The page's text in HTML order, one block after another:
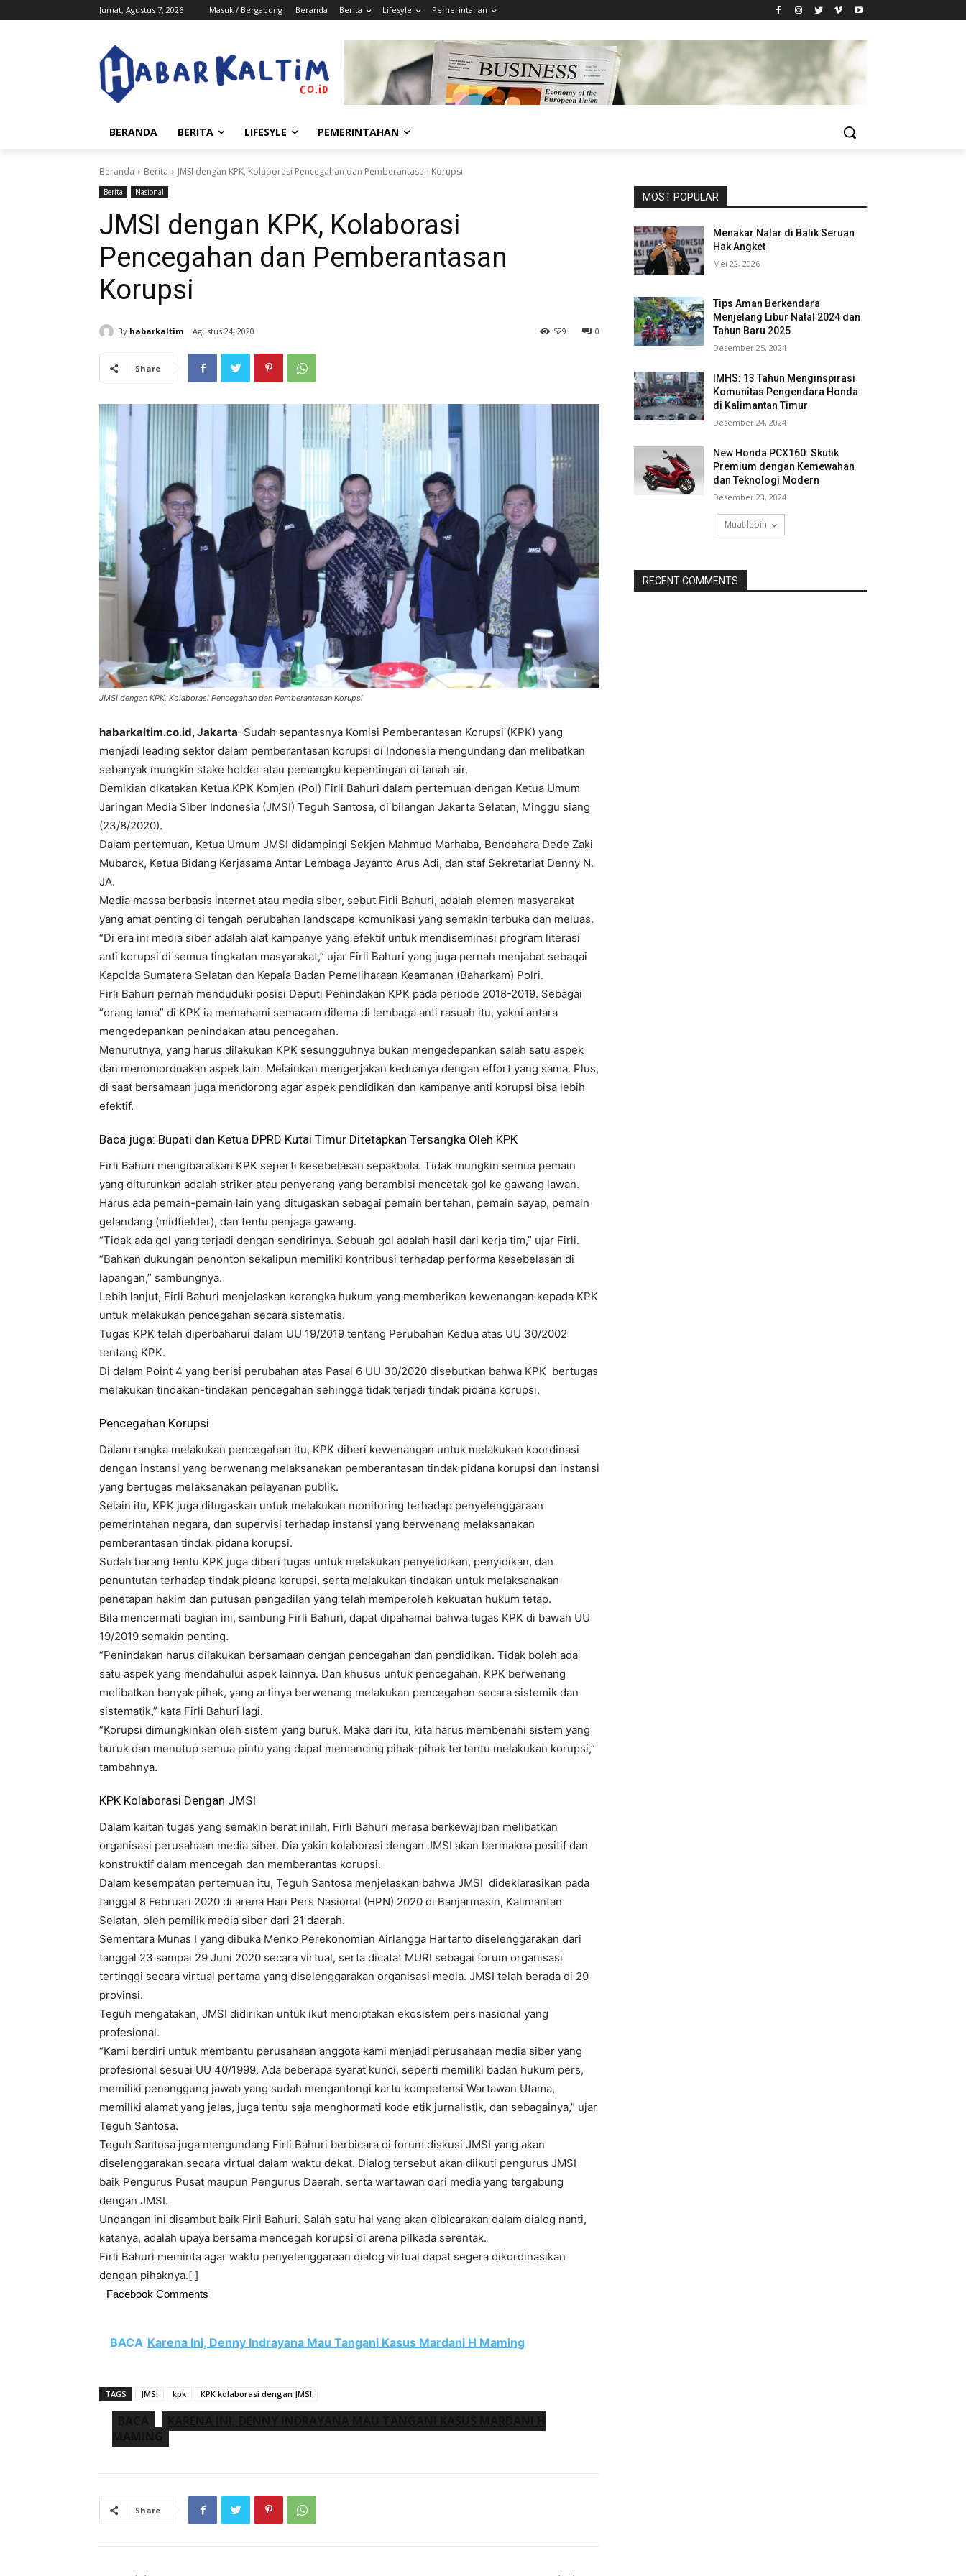
Jumat, Agustus 7, 2026 Masuk / Bergabung Beranda Berita Lifesyle Pemerintahan
BERANDA BERITA LIFESYLE PEMERINTAHAN
Beranda Berita JMSI dengan KPK, Kolaborasi Pencegahan dan Pemberantasan Korupsi
Berita Nasional
JMSI dengan KPK, Kolaborasi
Pencegahan dan Pemberantasan
Korupsi
By habarkaltim Agustus 24, 2020 0
529
Share
JMSI dengan KPK, Kolaborasi Pencegahan dan Pemberantasan Korupsi
habarkaltim.co.id, Jakarta–Sudah sepantasnya Komisi Pemberantasan Korupsi (KPK) yang
menjadi leading sektor dalam pemberantasan korupsi di Indonesia mengundang dan melibatkan
sebanyak mungkin stake holder atau pemangku kepentingan di tanah air.
Demikian dikatakan Ketua KPK Komjen (Pol) Firli Bahuri dalam pertemuan dengan Ketua Umum
Jaringan Media Siber Indonesia (JMSI) Teguh Santosa, di bilangan Jakarta Selatan, Minggu siang
(23/8/2020).
Dalam pertemuan, Ketua Umum JMSI didampingi Sekjen Mahmud Marhaba, Bendahara Dede Zaki
Mubarok, Ketua Bidang Kerjasama Antar Lembaga Jayanto Arus Adi, dan staf Sekretariat Denny N.
JA.
Media massa berbasis internet atau media siber, sebut Firli Bahuri, adalah elemen masyarakat
yang amat penting di tengah perubahan landscape komunikasi yang semakin terbuka dan meluas.
“Di era ini media siber adalah alat kampanye yang efektif untuk mendiseminasi program literasi
anti korupsi di semua tingkatan masyarakat,” ujar Firli Bahuri yang juga pernah menjabat sebagai
Kapolda Sumatera Selatan dan Kepala Badan Pemeliharaan Keamanan (Baharkam) Polri.
Firli Bahuri pernah menduduki posisi Deputi Penindakan KPK pada periode 2018-2019. Sebagai
“orang lama” di KPK ia memahami semacam dilema di lembaga anti rasuah itu, yakni antara
mengedepankan penindakan atau pencegahan.
Menurutnya, yang harus dilakukan KPK sesungguhnya bukan mengedepankan salah satu aspek
dan menomorduakan aspek lain. Melainkan mengerjakan keduanya dengan effort yang sama. Plus,
di saat bersamaan juga mendorong agar aspek pendidikan dan kampanye anti korupsi bisa lebih
efektif.
Baca juga: Bupati dan Ketua DPRD Kutai Timur Ditetapkan Tersangka Oleh KPK
Firli Bahuri mengibaratkan KPK seperti kesebelasan sepakbola. Tidak mungkin semua pemain
yang diturunkan adalah striker atau penyerang yang berambisi mencetak gol ke gawang lawan.
Harus ada pemain-pemain lain yang ditugaskan sebagai pemain bertahan, pemain sayap, pemain
gelandang (midfielder), dan tentu penjaga gawang.
“Tidak ada gol yang terjadi dengan sendirinya. Sebuah gol adalah hasil dari kerja tim,” ujar Firli.
“Bahkan dukungan penonton sekalipun memiliki kontribusi terhadap performa kesebelasan di
lapangan,” sambungnya.
Lebih lanjut, Firli Bahuri menjelaskan kerangka hukum yang memberikan kewenangan kepada KPK
untuk melakukan pencegahan secara sistematis.
Tugas KPK telah diperbaharui dalam UU 19/2019 tentang Perubahan Kedua atas UU 30/2002
tentang KPK.
Di dalam Point 4 yang berisi perubahan atas Pasal 6 UU 30/2020 disebutkan bahwa KPK bertugas
melakukan tindakan-tindakan pencegahan sehingga tidak terjadi tindak pidana korupsi.
Pencegahan Korupsi
Dalam rangka melakukan pencegahan itu, KPK diberi kewenangan untuk melakukan koordinasi
dengan instansi yang berwenang melaksanakan pemberantasan tindak pidana korupsi dan instansi
yang bertugas melaksanakan pelayanan publik.
Selain itu, KPK juga ditugaskan untuk melakukan monitoring terhadap penyelenggaraan
pemerintahan negara, dan supervisi terhadap instansi yang berwenang melaksanakan
pemberantasan tindak pidana korupsi.
Sudah barang tentu KPK juga diberi tugas untuk melakukan penyelidikan, penyidikan, dan
penuntutan terhadap tindak pidana korupsi, serta melakukan tindakan untuk melaksanakan
penetapan hakim dan putusan pengadilan yang telah memperoleh kekuatan hukum tetap.
Bila mencermati bagian ini, sambung Firli Bahuri, dapat dipahamai bahwa tugas KPK di bawah UU
19/2019 semakin penting.
“Penindakan harus dilakukan bersamaan dengan pencegahan dan pendidikan. Tidak boleh ada
satu aspek yang mendahului aspek lainnya. Dan khusus untuk pencegahan, KPK berwenang
melibatkan banyak pihak, yang artinya berwenang melakukan pencegahan secara sistemik dan
sistematik,” kata Firli Bahuri lagi.
“Korupsi dimungkinkan oleh sistem yang buruk. Maka dari itu, kita harus membenahi sistem yang
buruk dan menutup semua pintu yang dapat memancing pihak-pihak tertentu melakukan korupsi,”
tambahnya.
KPK Kolaborasi Dengan JMSI
Dalam kaitan tugas yang semakin berat inilah, Firli Bahuri merasa berkewajiban melibatkan
organisasi perusahaan media siber. Dia yakin kolaborasi dengan JMSI akan bermakna positif dan
konstruktif dalam mencegah dan memberantas korupsi.
Dalam kesempatan pertemuan itu, Teguh Santosa menjelaskan bahwa JMSI dideklarasikan pada
tanggal 8 Februari 2020 di arena Hari Pers Nasional (HPN) 2020 di Banjarmasin, Kalimantan
Selatan, oleh pemilik media siber dari 21 daerah.
Sementara Munas I yang dibuka Menko Perekonomian Airlangga Hartarto diselenggarakan dari
tanggal 23 sampai 29 Juni 2020 secara virtual, serta dicatat MURI sebagai forum organisasi
tertinggi secara virtual pertama yang diselenggarakan organisasi media. JMSI telah berada di 29
provinsi.
Teguh mengatakan, JMSI didirikan untuk ikut menciptakan ekosistem pers nasional yang
profesional.
“Kami berdiri untuk membantu perusahaan anggota kami menjadi perusahaan media siber yang
profesional sesuai UU 40/1999. Ada beberapa syarat kunci, seperti memiliki badan hukum pers,
memiliki penanggung jawab yang sudah mengantongi kartu kompetensi Wartawan Utama,
memiliki alamat yang jelas, juga tentu saja menghormati kode etik jurnalistik, dan sebagainya,” ujar
Teguh Santosa.
Teguh Santosa juga mengundang Firli Bahuri berbicara di forum diskusi JMSI yang akan
diselenggarakan secara virtual dalam waktu dekat. Dialog tersebut akan diikuti pengurus JMSI
baik Pengurus Pusat maupun Pengurus Daerah, serta wartawan dari media yang tergabung
dengan JMSI.
Undangan ini disambut baik Firli Bahuri. Salah satu hal yang akan dibicarakan dalam dialog nanti,
katanya, adalah upaya bersama mencegah korupsi di arena pilkada serentak.
Firli Bahuri meminta agar waktu penyelenggaraan dialog virtual dapat segera dikordinasikan
dengan pihaknya.[ ]
Facebook Comments
BACA Karena Ini, Denny Indrayana Mau Tangani Kasus Mardani H Maming
TAGS JMSI kpk KPK kolaborasi dengan JMSI
Share
MOST POPULAR
Menakar Nalar di Balik Seruan
Hak Angket
Mei 22, 2026
Tips Aman Berkendara
Menjelang Libur Natal 2024 dan
Tahun Baru 2025
Desember 25, 2024
IMHS: 13 Tahun Menginspirasi
Komunitas Pengendara Honda
di Kalimantan Timur
Desember 24, 2024
New Honda PCX160: Skutik
Premium dengan Kemewahan
dan Teknologi Modern
Desember 23, 2024
Muat lebih
RECENT COMMENTS